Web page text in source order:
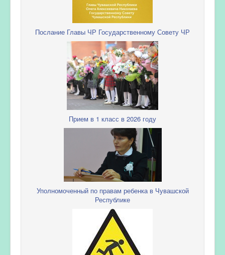
Послание Главы ЧР Государственному Совету ЧР
Прием в 1 класс в 2026 году
Уполномоченный по правам ребенка в Чувашской
Республике